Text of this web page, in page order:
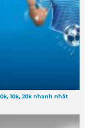
10k, 20k nhanh nhất